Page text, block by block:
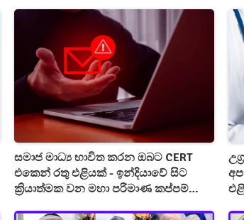
සමාජ මාධ්‍ය භාවිත කරන ඔබට CERT
එකෙන් රතු එළියක් - ඉන්දියාවේ සිට
ක්‍රියාත්මක වන මහා පරිමාණ කප්පම්